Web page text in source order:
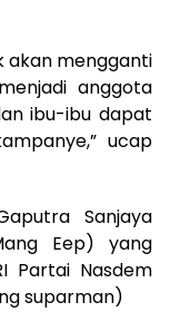
akan mengganti
anggota
ibu-ibu dapat
ucap
Sanjaya
Eep) yang
Partai Nasdem
suparman)